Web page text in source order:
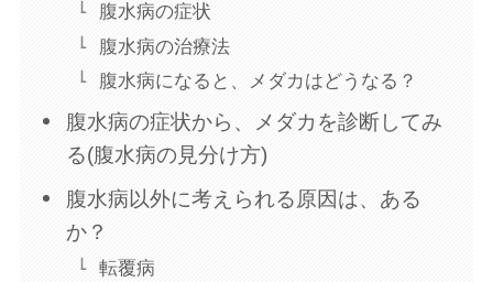
腹水病の症状
腹水病の治療法
腹水病になると、メダカはどうなる？
腹水病の症状から、メダカを診断してみ
る(腹水病の見分け方)
腹水病以外に考えられる原因は、ある
か？
転覆病